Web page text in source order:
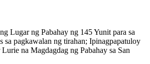
Lugar ng Pabahay ng 145 Yunit para sa
sa pagkawalan ng tirahan; Ipinagpapatuloy
na Magdagdag ng Pabahay sa San